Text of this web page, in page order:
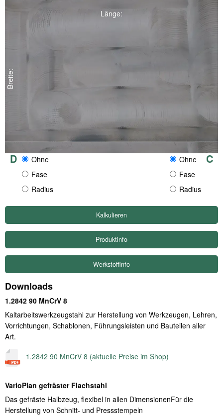
Länge:
Breite:
Ohne
Fase
Radius
D C
Ohne
Fase
Radius
Produktinfo
Werkstoffinfo
Downloads
1.2842 90 MnCrV 8
Kaltarbeitswerkzeugstahl zur Herstellung von Werkzeugen, Lehren,
Vorrichtungen, Schablonen, Führungsleisten und Bauteilen aller
Art.
1.2842 90 MnCrV 8 (aktuelle Preise im Shop)
VarioPlan gefräster Flachstahl
Das gefräste Halbzeug, flexibel in allen DimensionenFür die
Herstellung von Schnitt- und Pressstempeln